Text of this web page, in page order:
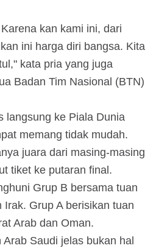
kan kami ini, dari
ini harga diri bangsa. Kita
kata pria yang juga
Badan Tim Nasional (BTN)
langsung ke Piala Dunia
memang tidak mudah.
juara dari masing-masing
tiket ke putaran final.
Grup B bersama tuan
Irak. Grup A berisikan tuan
Arab dan Oman.
Saudi jelas bukan hal